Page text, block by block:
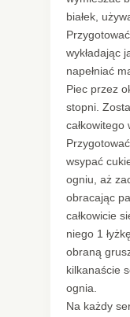
białek,
wykładając
napełniać
Piec przez
stopni.
całkowitego
wsypać
ogniu, aż
obracając
całkowicie
niego 1
obraną
kilkanaście
ognia.
Na każdy